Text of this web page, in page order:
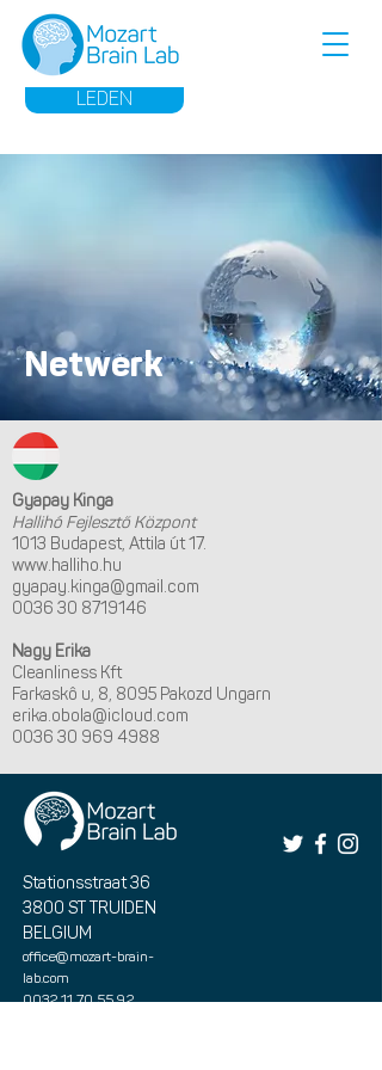
LEDEN
Netwerk
Gyapay Kinga
Hallihó Fejlesztő Központ
1013 Budapest, Attila út 17.
www.halliho.hu
gyapay.kinga@gmail.com
0036 30 8719146
Nagy Erika
Cleanliness Kft
Farkaskô u, 8, 8095 Pakozd Ungarn
erika.obola@icloud.com
0036 30 969 4988
Stationsstraat 36
3800 ST TRUIDEN
BELGIUM
office@mozart-brain-
lab.com
0032 11 70 55 92